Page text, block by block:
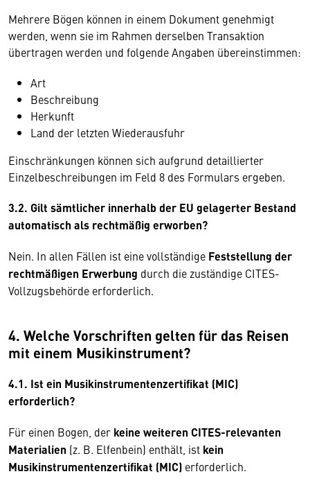
Mehrere Bögen können in einem Dokument genehmigt
werden, wenn sie im Rahmen derselben Transaktion
übertragen werden und folgende Angaben übereinstimmen:
Art
Beschreibung
Herkunft
Land der letzten Wiederausfuhr
Einschränkungen können sich aufgrund detaillierter
Einzelbeschreibungen im Feld 8 des Formulars ergeben.
3.2. Gilt sämtlicher innerhalb der EU gelagerter Bestand
automatisch als rechtmäßig erworben?
Nein. In allen Fällen ist eine vollständige Feststellung der
rechtmäßigen Erwerbung durch die zuständige CITES-
Vollzugsbehörde erforderlich.
4. Welche Vorschriften gelten für das Reisen
mit einem Musikinstrument?
4.1. Ist ein Musikinstrumentenzertifikat (MIC)
erforderlich?
Für einen Bogen, der keine weiteren CITES-relevanten
Materialien (z. B. Elfenbein) enthält, ist kein
Musikinstrumentenzertifikat (MIC) erforderlich.